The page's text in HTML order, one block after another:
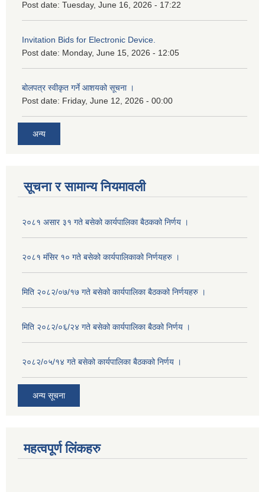
Post date: Tuesday, June 16, 2026 - 17:22
Invitation Bids for Electronic Device.
Post date: Monday, June 15, 2026 - 12:05
बोलपत्र स्वीकृत गर्ने आशयको सूचना ।
Post date: Friday, June 12, 2026 - 00:00
अन्य
सूचना र सामान्य नियमावली
२०८१ असार ३१ गते बसेको कार्यपालिका बैठकको निर्णय ।
२०८१ मंसिर १० गते बसेको कार्यपालिकाको निर्णयहरु ।
मिति २०८२/०७/१७ गते बसेको कार्यपालिका बैठकको निर्णयहरु ।
मिति २०८२/०६/२४ गते बसेको कार्यपालिका बैठको निर्णय ।
२०८२/०५/१४ गते बसेको कार्यपालिका बैठकको निर्णय ।
अन्य सूचना
महत्वपूर्ण लिंकहरु